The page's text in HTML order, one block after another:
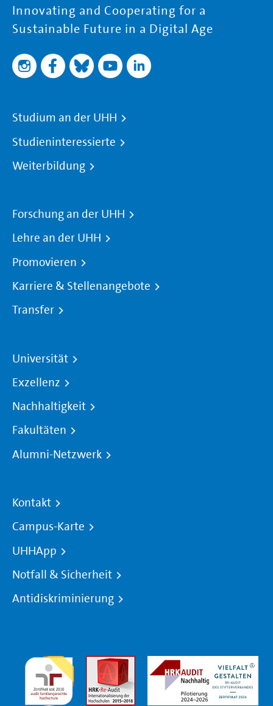
Innovating and Cooperating for a
Sustainable Future in a Digital Age
Studium an der UHH
Studieninteressierte
Weiterbildung
Forschung an der UHH
Lehre an der UHH
Promovieren
Karriere & Stellenangebote
Transfer
Universität
Exzellenz
Nachhaltigkeit
Fakultäten
Alumni-Netzwerk
Kontakt
Campus-Karte
UHHApp
Notfall & Sicherheit
Antidiskriminierung